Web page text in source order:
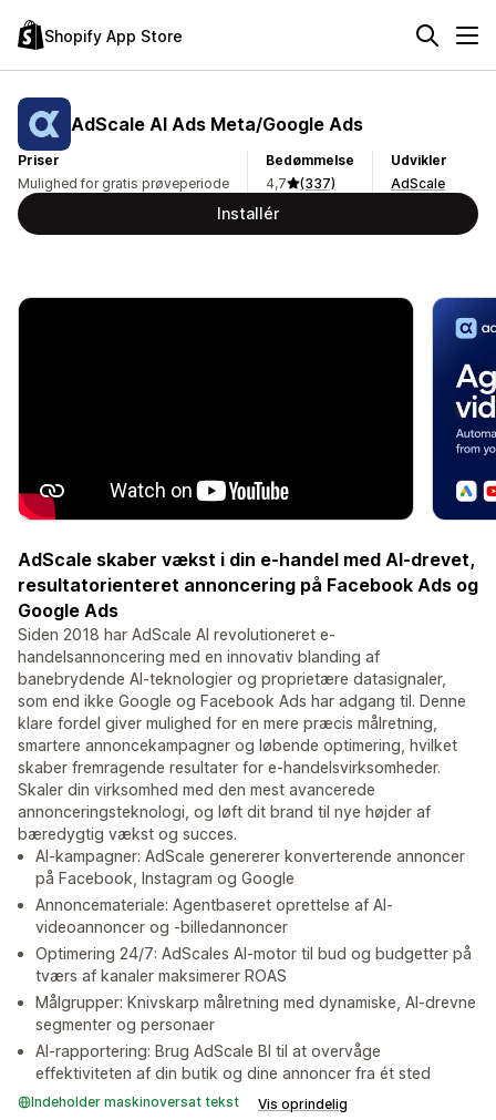
Shopify App Store
AdScale AI Ads Meta/Google Ads
Priser
Mulighed for gratis prøveperiode
Bedømmelse
4,7
(337)
Udvikler
AdScale
Installér
AdScale skaber vækst i din e-handel med AI-drevet,
resultatorienteret annoncering på Facebook Ads og
Google Ads
Siden 2018 har AdScale AI revolutioneret e-
handelsannoncering med en innovativ blanding af
banebrydende AI-teknologier og proprietære datasignaler,
som end ikke Google og Facebook Ads har adgang til. Denne
klare fordel giver mulighed for en mere præcis målretning,
smartere annoncekampagner og løbende optimering, hvilket
skaber fremragende resultater for e-handelsvirksomheder.
Skaler din virksomhed med den mest avancerede
annonceringsteknologi, og løft dit brand til nye højder af
bæredygtig vækst og succes.
AI-kampagner: AdScale genererer konverterende annoncer
på Facebook, Instagram og Google
Annoncemateriale: Agentbaseret oprettelse af AI-
videoannoncer og -billedannoncer
Optimering 24/7: AdScales AI-motor til bud og budgetter på
tværs af kanaler maksimerer ROAS
Målgrupper: Knivskarp målretning med dynamiske, AI-drevne
segmenter og personaer
AI-rapportering: Brug AdScale BI til at overvåge
effektiviteten af din butik og dine annoncer fra ét sted
Indeholder maskinoversat tekst Vis oprindelig